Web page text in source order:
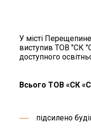
У місті
виступив ТОВ "СК
доступного
Всього ТОВ «СК
підсилено